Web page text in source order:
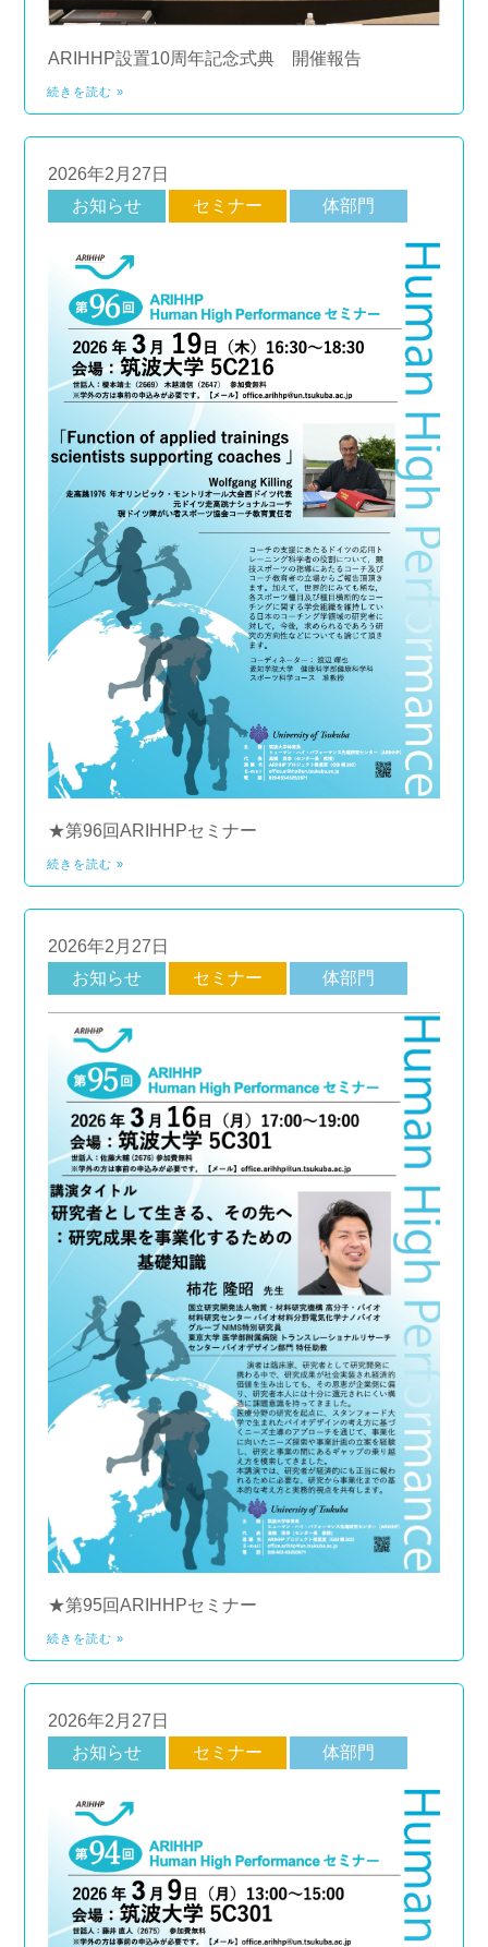
ARIHHP設置10周年記念式典 開催報告
続きを読む »
2026年2月27日
お知らせ
セミナー 体部門
★第96回ARIHHPセミナー
続きを読む »
2026年2月27日
お知らせ
セミナー 体部門
★第95回ARIHHPセミナー
続きを読む »
2026年2月27日
お知らせ
セミナー 体部門